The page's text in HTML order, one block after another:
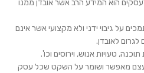
הוא המידע הרב אשר אובדן ממנו
על גיבוי ידני ולא מקצועי אשר אינם
לגרום לאובדן.
טעויות אנוש, וירוסים וכו'.
בעצם מאפשר ושומר על השקט שכל עסק